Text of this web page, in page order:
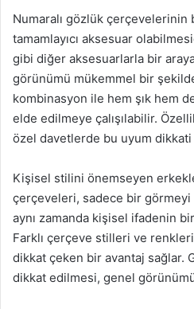
Numaralı gözlük çerçevelerinin
tamamlayıcı aksesuar
gibi diğer aksesuarlarla bir
görünümü mükemmel bir
kombinasyon ile hem şık hem
elde edilmeye çalışılabilir.
özel davetlerde bu uyum dikkati
Kişisel stilini önemseyen
çerçeveleri, sadece bir görmeyi
aynı zamanda kişisel ifadenin
Farklı çerçeve stilleri ve
dikkat çeken bir avantaj sağlar.
dikkat edilmesi, genel